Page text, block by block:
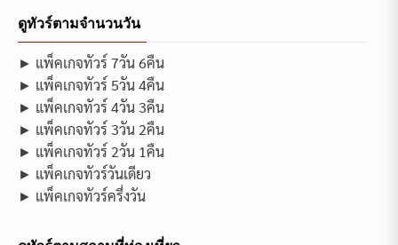
ดูทัวร์ตามจำนวนวัน
► แพ็คเกจทัวร์ 7วัน 6คืน
► แพ็คเกจทัวร์ 5วัน 4คืน
► แพ็คเกจทัวร์ 4วัน 3คืน
► แพ็คเกจทัวร์ 3วัน 2คืน
► แพ็คเกจทัวร์ 2วัน 1คืน
► แพ็คเกจทัวร์วันเดียว
► แพ็คเกจทัวร์ครึ่งวัน